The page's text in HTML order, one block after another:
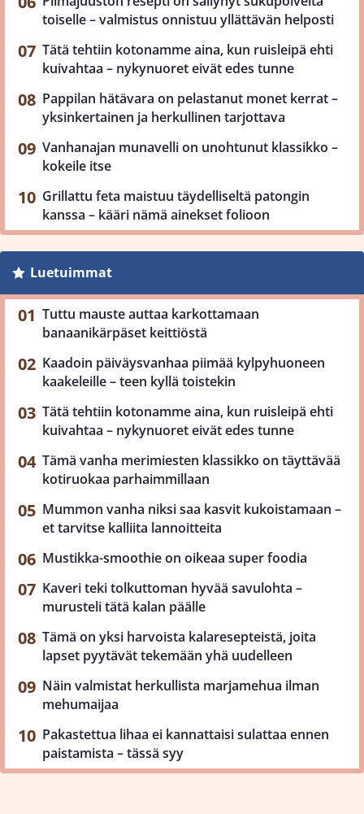
toiselle – valmistus onnistuu yllättävän helposti
Tätä tehtiin kotonamme aina, kun ruisleipä ehti
kuivahtaa – nykynuoret eivät edes tunne
Pappilan hätävara on pelastanut monet kerrat –
yksinkertainen ja herkullinen tarjottava
Vanhanajan munavelli on unohtunut klassikko –
kokeile itse
Grillattu feta maistuu täydelliseltä patongin
kanssa – kääri nämä ainekset folioon
Luetuimmat
Tuttu mauste auttaa karkottamaan
banaanikärpäset keittiöstä
Kaadoin päiväysvanhaa piimää kylpyhuoneen
kaakeleille – teen kyllä toistekin
Tätä tehtiin kotonamme aina, kun ruisleipä ehti
kuivahtaa – nykynuoret eivät edes tunne
Tämä vanha merimiesten klassikko on täyttävää
kotiruokaa parhaimmillaan
Mummon vanha niksi saa kasvit kukoistamaan –
et tarvitse kalliita lannoitteita
Mustikka-smoothie on oikeaa super foodia
Kaveri teki tolkuttoman hyvää savulohta –
murusteli tätä kalan päälle
Tämä on yksi harvoista kalaresepteistä, joita
lapset pyytävät tekemään yhä uudelleen
Näin valmistat herkullista marjamehua ilman
mehumaijaa
Pakastettua lihaa ei kannattaisi sulattaa ennen
paistamista – tässä syy